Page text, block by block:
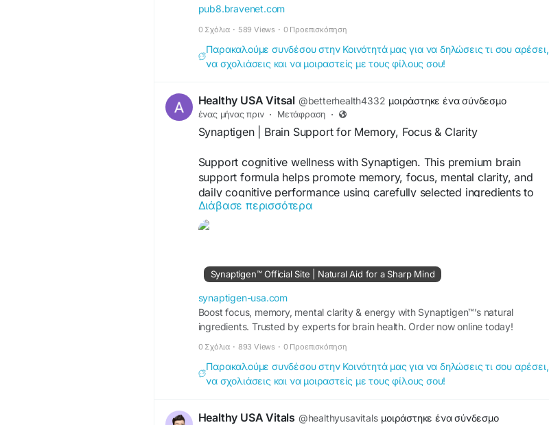
pub8.bravenet.com
0 Σχόλια · 589 Views · 0 Προεπισκόπηση
Παρακαλούμε συνδέσου στην Κοινότητά μας για να δηλώσεις τι σου αρέσει,
να σχολιάσεις και να μοιραστείς με τους φίλους σου!
Healthy USA Vitsal @betterhealth4332 μοιράστηκε ένα σύνδεσμο
ένας μήνας πριν · Μετάφραση ·
Synaptigen | Brain Support for Memory, Focus & Clarity
Support cognitive wellness with Synaptigen. This premium brain
support formula helps promote memory, focus, mental clarity, and
daily cognitive performance using carefully selected ingredients to
complement a healthy lifestyle and long-term brain health.
visit us -https://synaptigen-usa.com/
Διάβασε περισσότερα
Synaptigen™ Official Site | Natural Aid for a Sharp Mind
synaptigen-usa.com
Boost focus, memory, mental clarity & energy with Synaptigen™’s natural
ingredients. Trusted by experts for brain health. Order now online today!
0 Σχόλια · 893 Views · 0 Προεπισκόπηση
Παρακαλούμε συνδέσου στην Κοινότητά μας για να δηλώσεις τι σου αρέσει,
να σχολιάσεις και να μοιραστείς με τους φίλους σου!
Healthy USA Vitals @healthyusavitals μοιράστηκε ένα σύνδεσμο